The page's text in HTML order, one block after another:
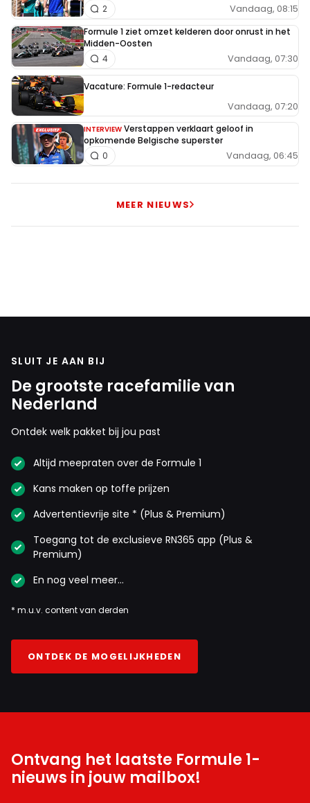
Vandaag, 08:15
2
Formule 1 ziet omzet kelderen door onrust in het
Midden-Oosten
Vandaag, 07:30
4
Vacature: Formule 1-redacteur
Vandaag, 07:20
INTERVIEW Verstappen verklaart geloof in
opkomende Belgische superster
Vandaag, 06:45
0
MEER NIEUWS
SLUIT JE AAN BIJ
De grootste racefamilie van
Nederland
Ontdek welk pakket bij jou past
Altijd meepraten over de Formule 1
Kans maken op toffe prijzen
Advertentievrije site * (Plus & Premium)
Toegang tot de exclusieve RN365 app (Plus &
Premium)
En nog veel meer…
* m.u.v. content van derden
ONTDEK DE MOGELIJKHEDEN
Ontvang het laatste Formule 1-
nieuws in jouw mailbox!